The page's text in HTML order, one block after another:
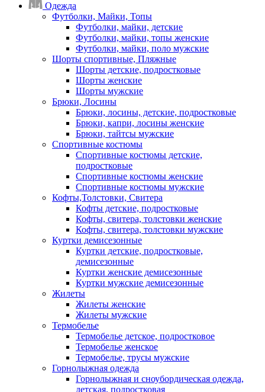
Одежда
Футболки, Майки, Топы
Футболки, майки, детские
Футболки, майки, топы женские
Футболки, майки, поло мужские
Шорты спортивные, Пляжные
Шорты детские, подростковые
Шорты женские
Шорты мужские
Брюки, Лосины
Брюки, лосины, детские, подростковые
Брюки, капри, лосины женские
Брюки, тайтсы мужские
Спортивные костюмы
Спортивные костюмы детские,
подростковые
Спортивные костюмы женские
Спортивные костюмы мужские
Кофты,Толстовки, Свитера
Кофты детские, подростковые
Кофты, свитера, толстовки женские
Кофты, свитера, толстовки мужские
Куртки демисезонные
Куртки детские, подростковые,
демисезонные
Куртки женские демисезонные
Куртки мужские демисезонные
Жилеты
Жилеты женские
Жилеты мужские
Термобелье
Термобелье детское, подростковое
Термобелье женское
Термобелье, трусы мужские
Горнолыжная одежда
Горнолыжная и сноубордическая одежда,
детская, подростковая